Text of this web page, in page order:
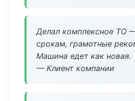
Делал комплексное ТО
срокам, грамотные
Машина едет как новая.
— Клиент компании